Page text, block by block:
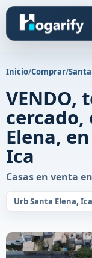
Inicio/Comprar/Santa
VENDO,
cercado,
Elena,
Ica
Casas en venta
Urb Santa Elena,